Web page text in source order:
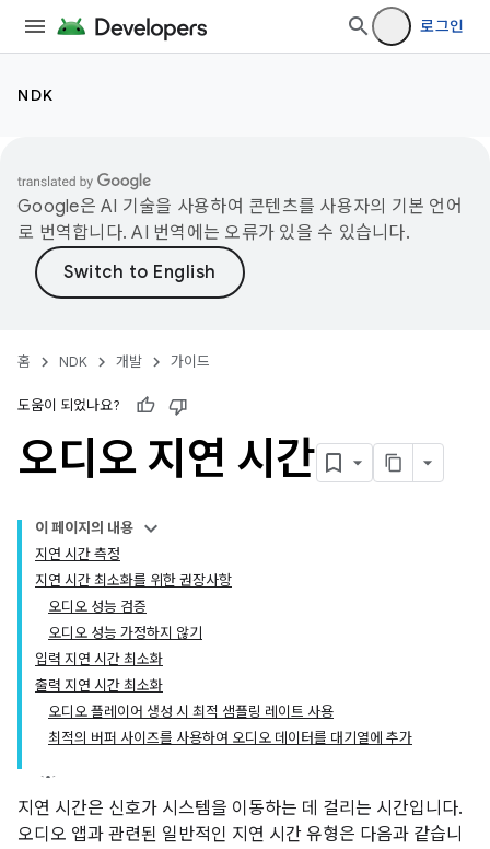
로그인
NDK
Google은 AI 기술을 사용하여 콘텐츠를 사용자의 기본 언어
로 번역합니다. AI 번역에는 오류가 있을 수 있습니다.
홈 NDK 개발 가이드
도움이 되었나요?
오디오 지연 시간
이 페이지의 내용
지연 시간 측정
지연 시간 최소화를 위한 권장사항
오디오 성능 검증
오디오 성능 가정하지 않기
입력 지연 시간 최소화
출력 지연 시간 최소화
오디오 플레이어 생성 시 최적 샘플링 레이트 사용
최적의 버퍼 사이즈를 사용하여 오디오 데이터를 대기열에 추가
지연 시간은 신호가 시스템을 이동하는 데 걸리는 시간입니다.
오디오 앱과 관련된 일반적인 지연 시간 유형은 다음과 같습니